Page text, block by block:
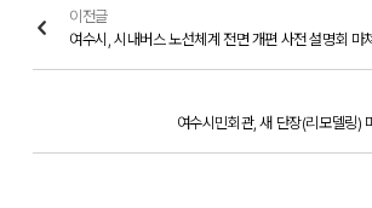
이전글
여수시, 시내버스 노선체계 전면 개편 사전 설명회 마
여수시민회관, 새 단장(리모델링)